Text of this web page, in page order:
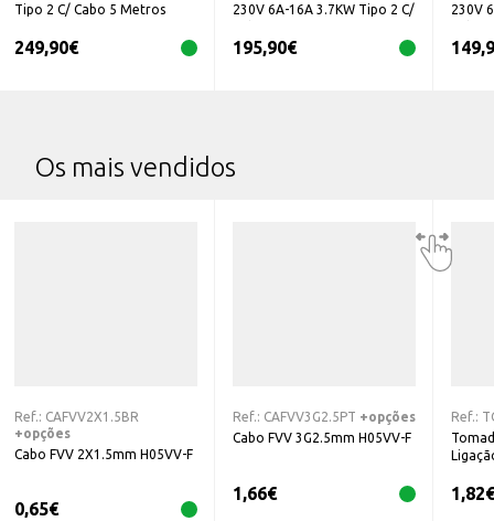
Tipo 2 C/ Cabo 5 Metros
249,90€
230V 6A-16A 3.7KW Tipo 2 C/
195,90€
230V
Os mais vendidos
Ref.: CAFVV2X1.5BR
+opções
Cabo FVV 2X1.5mm H05VV-F
0,65€
Ref.: CAFVV3G2.5PT +opções
Cabo FVV 3G2.5mm H05VV-F
1,66€
Ref.:
1,82€